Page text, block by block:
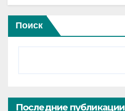
Поиск
Последние публикации